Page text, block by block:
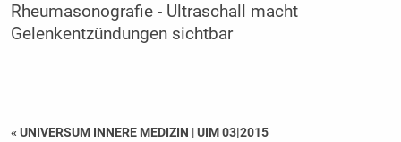
Rheumasonografie - Ultraschall macht
Gelenkentzündungen sichtbar
« UNIVERSUM INNERE MEDIZIN |UIM 03|2015